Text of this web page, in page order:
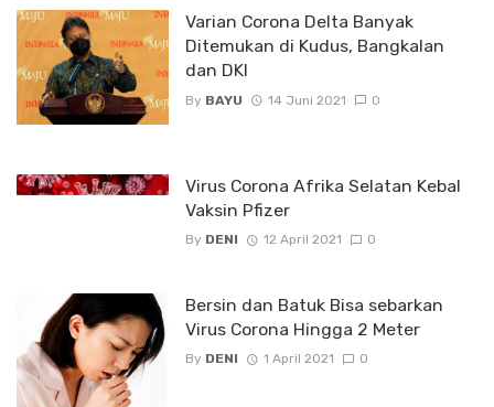
Varian Corona Delta Banyak
Ditemukan di Kudus, Bangkalan
dan DKI
By BAYU 14 Juni 2021 0
Virus Corona Afrika Selatan Kebal
Vaksin Pfizer
By DENI 12 April 2021 0
Bersin dan Batuk Bisa sebarkan
Virus Corona Hingga 2 Meter
By DENI 1 April 2021 0